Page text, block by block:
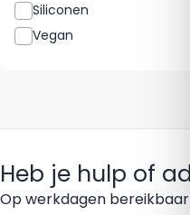
Siliconen
Vegan
Heb je hulp of
Op werkdagen bereikbaar